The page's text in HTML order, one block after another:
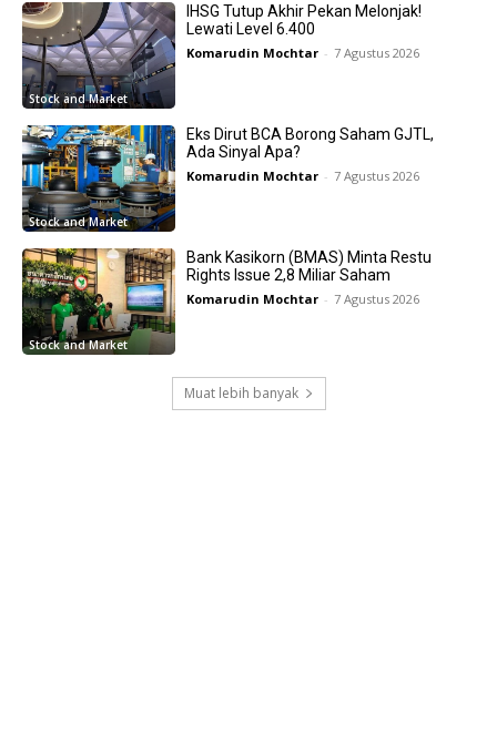
Stock and Market
IHSG Tutup Akhir Pekan Melonjak!
Lewati Level 6.400
Komarudin Mochtar - 7 Agustus 2026
Stock and Market
Eks Dirut BCA Borong Saham GJTL,
Ada Sinyal Apa?
Komarudin Mochtar - 7 Agustus 2026
Stock and Market
Bank Kasikorn (BMAS) Minta Restu
Rights Issue 2,8 Miliar Saham
Komarudin Mochtar - 7 Agustus 2026
Muat lebih banyak